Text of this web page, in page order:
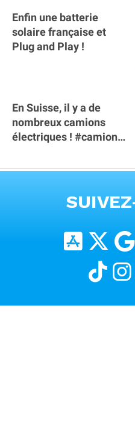
Enfin une batterie
solaire française et
Plug and Play !
En Suisse, il y a de
nombreux camions
électriques ! #camion
#voitureelectrique